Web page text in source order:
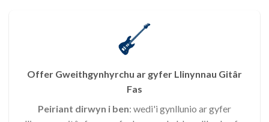
Offer Gweithgynhyrchu ar gyfer Llinynnau Gitâr
Fas
Peiriant dirwyn i ben: wedi'i gynllunio ar gyfer